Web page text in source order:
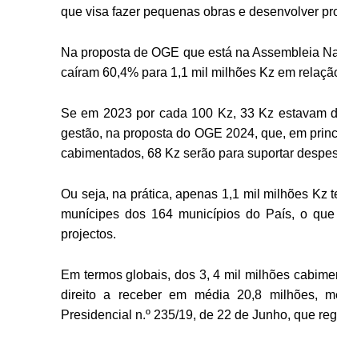
que visa fazer pequenas obras e desenvolver
Na proposta de OGE que está na Assembleia
caíram 60,4% para 1,1 mil milhões Kz em
Se em 2023 por cada 100 Kz, 33 Kz estavam
gestão, na proposta do OGE 2024, que, em
cabimentados, 68 Kz serão para suportar
Ou seja, na prática, apenas 1,1 mil milhões Kz
munícipes dos 164 municípios do País, o
projectos.
Em termos globais, dos 3, 4 mil milhões
direito a receber em média 20,8 milhões,
Presidencial n.º 235/19, de 22 de Junho, que